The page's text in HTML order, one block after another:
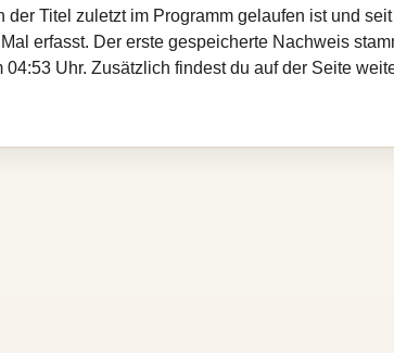
Titel zuletzt im Programm gelaufen ist und
erfasst. Der erste gespeicherte Nachweis
Uhr. Zusätzlich findest du auf der Seite